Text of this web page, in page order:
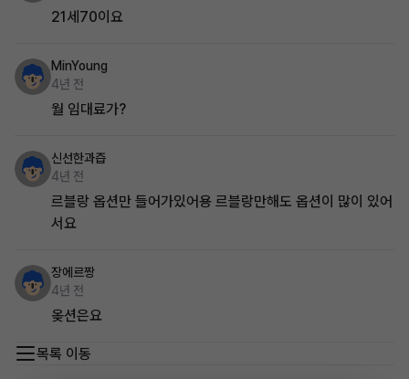
21세70이요
MinYoung
4년 전
월 임대료가?
신선한과즙
4년 전
르블랑 옵션만 들어가있어용 르블랑만해도 옵션이 많이 있어
서요
장에르짱
4년 전
옺션은요
목록 이동